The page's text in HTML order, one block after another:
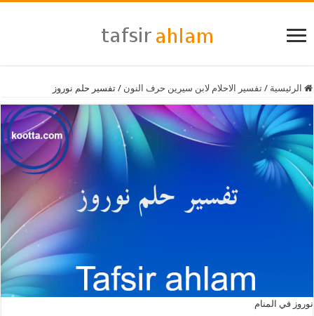
الرئيسية / تفسير الاحلام لابن سيرين حرف النون / تفسير حلم نوروز
نوروز في المنام